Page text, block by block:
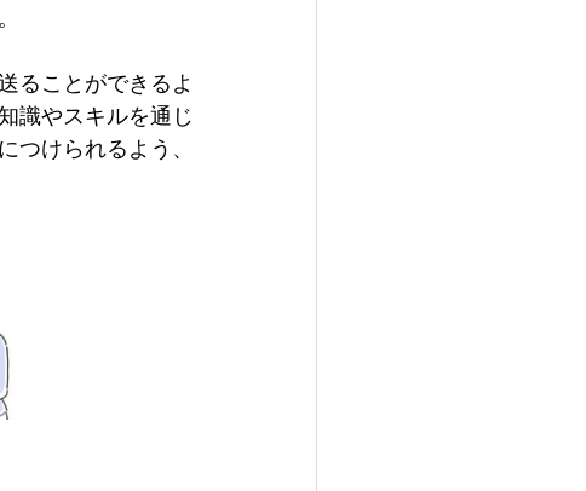
ることができるよ
識やスキルを通じ
つけられるよう、